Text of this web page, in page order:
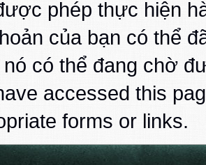
phép thực hiện
của bạn có thể
nó có thể đang chờ
accessed this
forms or links.